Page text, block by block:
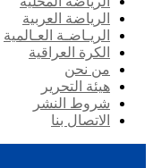
الرياضة العربية
الريـاضـة العـالمية
الكرة العراقية
من نحن
هيئة التحرير
شروط النشر
الاتصال بنا